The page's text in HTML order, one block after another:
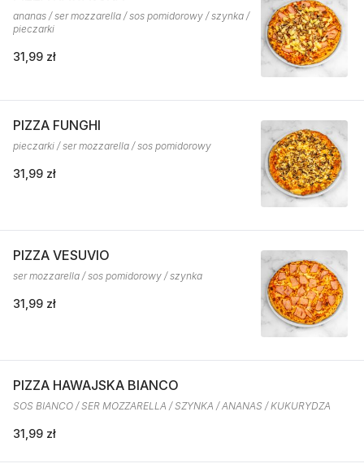
ananas / ser mozzarella / sos pomidorowy / szynka /
pieczarki
31,99 zł
PIZZA FUNGHI
pieczarki / ser mozzarella / sos pomidorowy
31,99 zł
PIZZA VESUVIO
ser mozzarella / sos pomidorowy / szynka
31,99 zł
PIZZA HAWAJSKA BIANCO
SOS BIANCO / SER MOZZARELLA / SZYNKA / ANANAS / KUKURYDZA
31,99 zł